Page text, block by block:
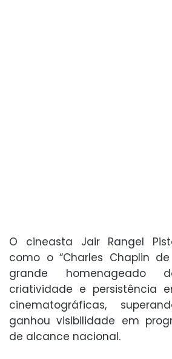
O cineasta Jair Rangel
como o “Charles Chaplin
grande homenageado
criatividade e persistência
cinematográficas,
ganhou visibilidade em
de alcance nacional.